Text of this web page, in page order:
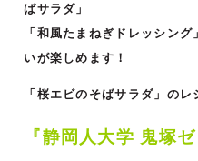
ばサラダ」
「和⾵たまねぎドレッシン
いが楽しめます！
「桜エビのそばサラダ」のレ
『静岡人大学 鬼塚ゼ